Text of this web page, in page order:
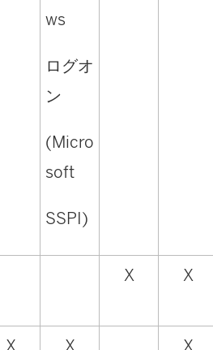
ws
ログオ
ン
(Micro
soft
SSPI)
X X
X X X